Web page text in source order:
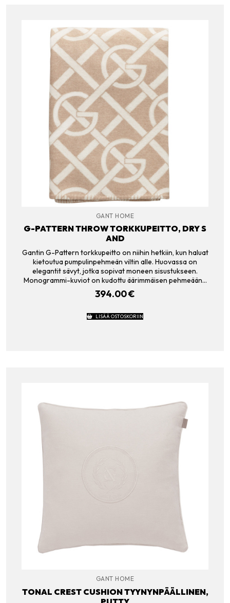
GANT HOME
G-PATTERN THROW TORKKUPEITTO, DRY S
AND
Gantin G-Pattern torkkupeitto on niihin hetkiin, kun haluat
kietoutua pumpulinpehmeän viltin alle. Huovassa on
elegantit sävyt, jotka sopivat moneen sisustukseen.
Monogrammi-kuviot on kudottu äärimmäisen pehmeään…
394.00€
LISÄÄ OSTOSKORIIN
GANT HOME
TONAL CREST CUSHION TYYNYNPÄÄLLINEN,